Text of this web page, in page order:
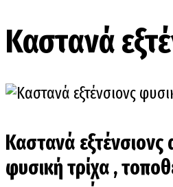
Καστανά
Καστανά
φυσική τρίχα ,